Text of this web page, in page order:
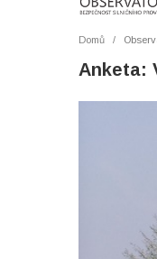
Domů
Anketa: